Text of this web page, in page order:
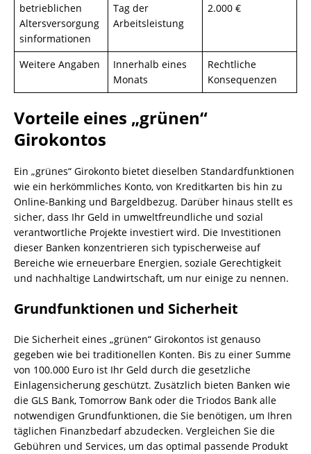
betrieblichen
Altersversorgung
sinformationen
Tag der
Arbeitsleistung
2.000 €
Weitere Angaben
Innerhalb eines
Monats
Rechtliche
Konsequenzen
Vorteile eines „grünen“
Girokontos
Ein „grünes“ Girokonto bietet dieselben Standardfunktionen
wie ein herkömmliches Konto, von Kreditkarten bis hin zu
Online-Banking und Bargeldbezug. Darüber hinaus stellt es
sicher, dass Ihr Geld in umweltfreundliche und sozial
verantwortliche Projekte investiert wird. Die Investitionen
dieser Banken konzentrieren sich typischerweise auf
Bereiche wie erneuerbare Energien, soziale Gerechtigkeit
und nachhaltige Landwirtschaft, um nur einige zu nennen.
Grundfunktionen und Sicherheit
Die Sicherheit eines „grünen“ Girokontos ist genauso
gegeben wie bei traditionellen Konten. Bis zu einer Summe
von 100.000 Euro ist Ihr Geld durch die gesetzliche
Einlagensicherung geschützt. Zusätzlich bieten Banken wie
die GLS Bank, Tomorrow Bank oder die Triodos Bank alle
notwendigen Grundfunktionen, die Sie benötigen, um Ihren
täglichen Finanzbedarf abzudecken. Vergleichen Sie die
Gebühren und Services, um das optimal passende Produkt